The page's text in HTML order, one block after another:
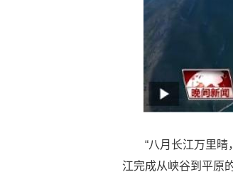
“八月长江万里
江完成从峡谷到平原